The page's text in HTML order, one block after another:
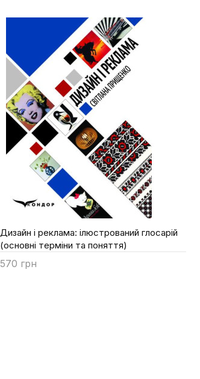
Дизайн і реклама: ілюстрований глосарій
(основні терміни та поняття)
570 грн